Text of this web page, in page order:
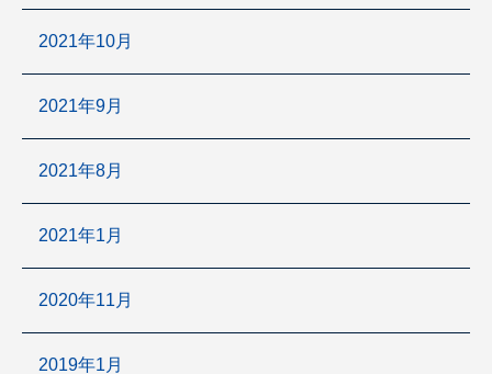
2021年10月
2021年9月
2021年8月
2021年1月
2020年11月
2019年1月